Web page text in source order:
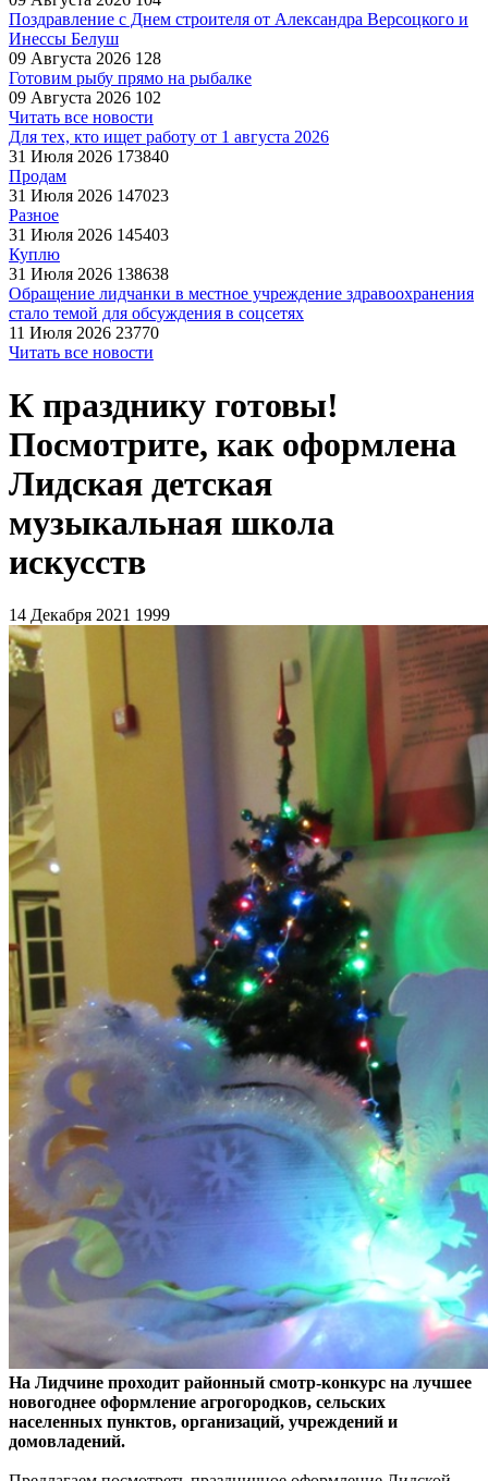
Поздравление с Днем строителя от Александра Версоцкого и
Инессы Белуш
09 Августа 2026 128
Готовим рыбу прямо на рыбалке
09 Августа 2026 102
Читать все новости
Для тех, кто ищет работу от 1 августа 2026
31 Июля 2026 173840
Продам
31 Июля 2026 147023
Разное
31 Июля 2026 145403
Куплю
31 Июля 2026 138638
Обращение лидчанки в местное учреждение здравоохранения
стало темой для обсуждения в соцсетях
11 Июля 2026 23770
Читать все новости
К празднику готовы!
Посмотрите, как оформлена
Лидская детская
музыкальная школа
искусств
14 Декабря 2021 1999
На Лидчине проходит районный смотр-конкурс на лучшее
новогоднее оформление агрогородков, сельских
населенных пунктов, организаций, учреждений и
домовладений.